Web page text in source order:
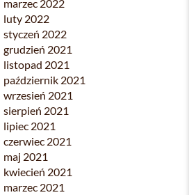
marzec 2022
luty 2022
styczeń 2022
grudzień 2021
listopad 2021
październik 2021
wrzesień 2021
sierpień 2021
lipiec 2021
czerwiec 2021
maj 2021
kwiecień 2021
marzec 2021